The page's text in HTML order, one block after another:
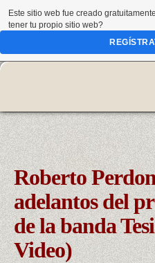
Roberto
adelantos del
de la banda
Video)
Este sitio web fue creado
tener tu propio sitio web?